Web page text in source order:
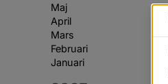
Maj
April
Mars
Februari
Januari